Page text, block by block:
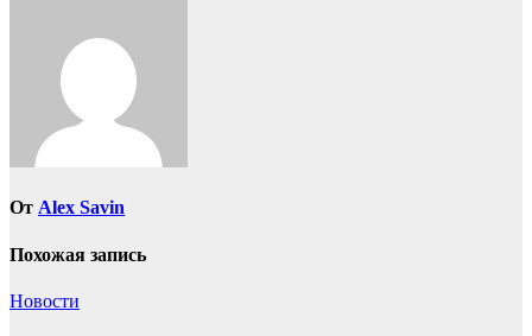
От Alex Savin
Похожая запись
Новости